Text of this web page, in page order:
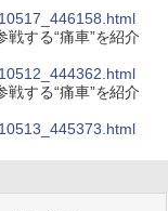
する“痛車”を紹介
する“痛車”を紹介